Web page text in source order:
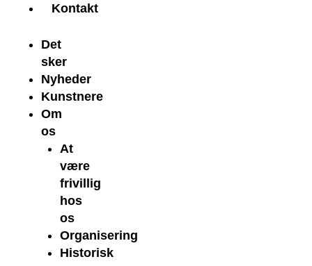
Kontakt
Det
sker
Nyheder
Kunstnere
Om
os
At
være
frivillig
hos
os
Organisering
Historisk